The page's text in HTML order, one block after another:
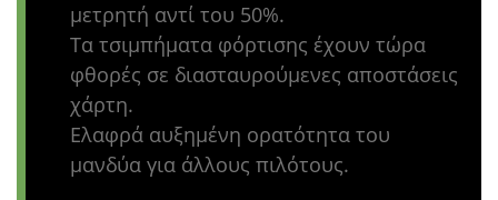
μετρητή αντί του 50%.
Τα τσιμπήματα φόρτισης έχουν τώρα
φθορές σε διασταυρούμενες αποστάσεις
χάρτη.
Ελαφρά αυξημένη ορατότητα του
μανδύα για άλλους πιλότους.